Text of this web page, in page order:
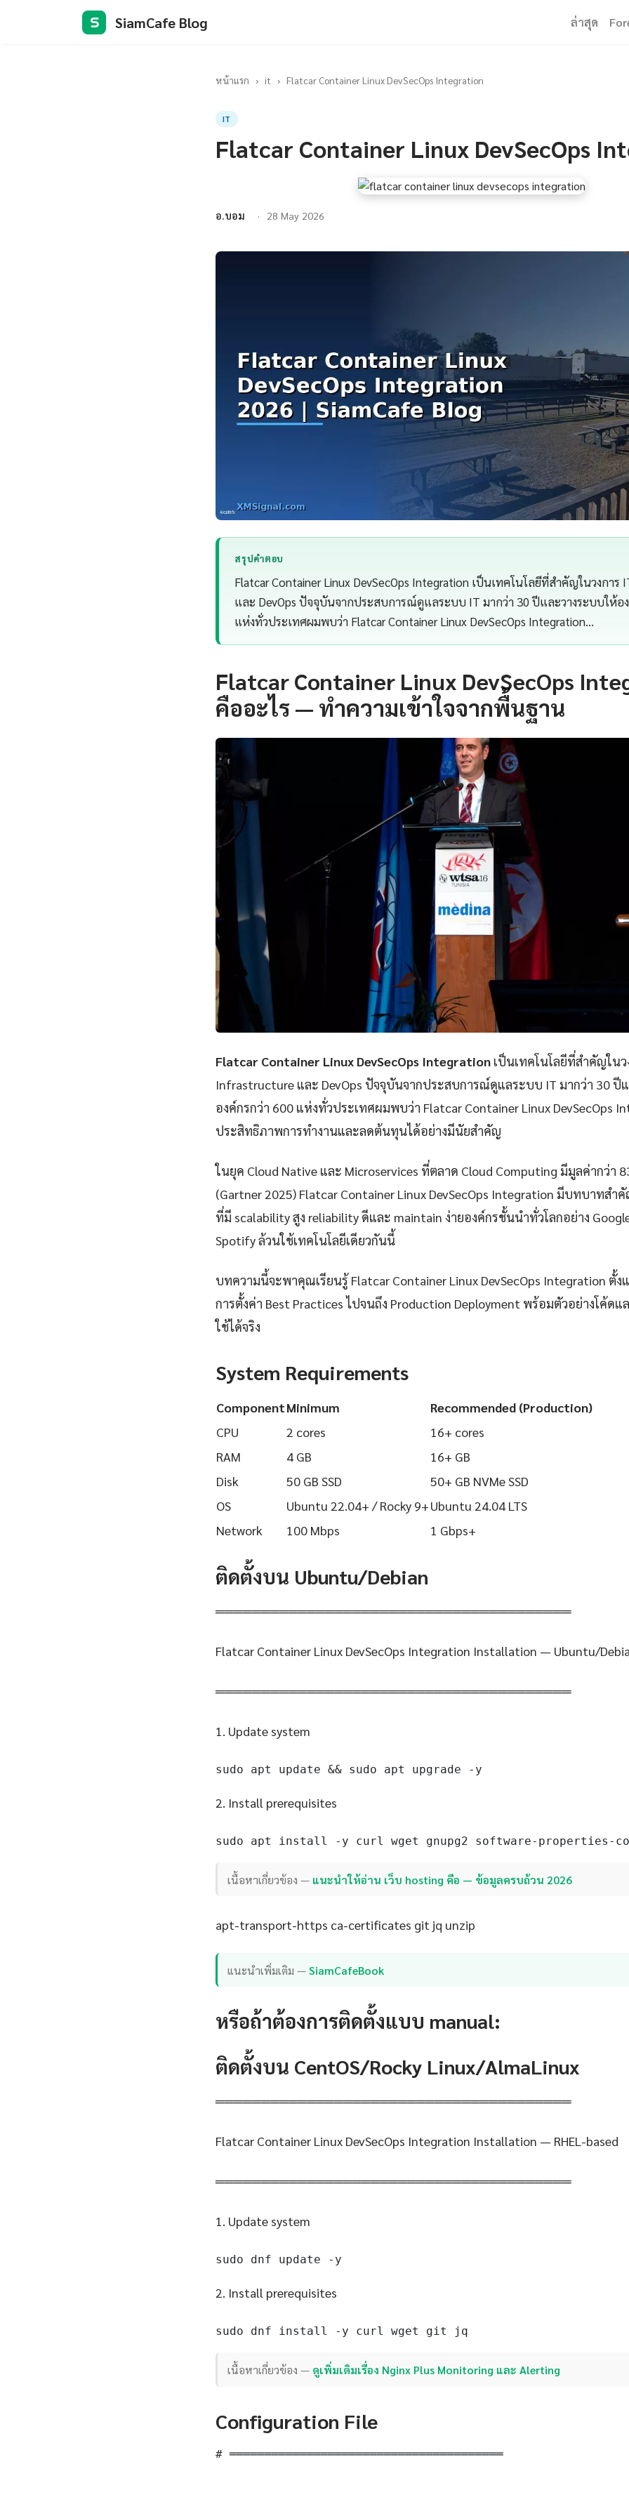
S SiamCafe Blog ล่าสุด
หน้าแรก › it › Flatcar Container Linux DevSecOps Integration
IT
Flatcar Container Linux DevSecOps
อ.บอม 28 May 2026
สรุปคำตอบ
Flatcar Container Linux DevSecOps Integration เป็นเทคโนโลยีที่สำคัญในวงการ
และ DevOps ปัจจุบันจากประสบการณ์ดูแลระบบ IT มากว่า 30 ปีและวางระบบให้อ
แห่งทั่วประเทศผมพบว่า Flatcar Container Linux DevSecOps Integration…
Flatcar Container Linux DevSecOps
คืออะไร — ทำความเข้าใจจากพื้นฐาน
Flatcar Container Linux DevSecOps Integration เป็นเทคโนโลยีที่สำคัญในว
Infrastructure และ DevOps ปัจจุบันจากประสบการณ์ดูแลระบบ IT มากว่า 30 ปี
องค์กรกว่า 600 แห่งทั่วประเทศผมพบว่า Flatcar Container Linux DevSecOps
ประสิทธิภาพการทำงานและลดต้นทุนได้อย่างมีนัยสำคัญ
ในยุค Cloud Native และ Microservices ที่ตลาด Cloud Computing มีมูลค่ากว่า
(Gartner 2025) Flatcar Container Linux DevSecOps Integration มีบทบาทสำ
ที่มี scalability สูง reliability ดีและ maintain ง่ายองค์กรชั้นนำทั่วโลกอย่าง
Spotify ล้วนใช้เทคโนโลยีเดียวกันนี้
บทความนี้จะพาคุณเรียนรู้ Flatcar Container Linux DevSecOps Integration ตั้
การตั้งค่า Best Practices ไปจนถึง Production Deployment พร้อมตัวอย่างโค้ด
ใช้ได้จริง
System Requirements
ComponentMinimum
Recommended (Production)
CPU
2 cores
16+ cores
RAM
4 GB
16+ GB
Disk
50 GB SSD
50+ GB NVMe SSD
OS
Ubuntu 22.04+ / Rocky 9+Ubuntu 24.04 LTS
Network
100 Mbps 1 Gbps+
ติดตั้งบน Ubuntu/Debian
═══════════════════════════════════════
Flatcar Container Linux DevSecOps Integration Installation — Ubuntu/
═══════════════════════════════════════
1. Update system
sudo apt update && sudo apt upgrade -y
2. Install prerequisites
sudo apt install -y curl wget gnupg2 software-properties-
เนื้อหาเกี่ยวข้อง — แนะนำให้อ่าน เว็บ hosting คือ — ข้อมูลครบถ้วน 2026
apt-transport-https ca-certificates git jq unzip
แนะนำเพิ่มเติม —SiamCafeBook
หรือถ้าต้องการติดตั้งแบบ manual:
ติดตั้งบน CentOS/Rocky Linux/AlmaLinux
═══════════════════════════════════════
Flatcar Container Linux DevSecOps Integration Installation — RHEL-based
═══════════════════════════════════════
1. Update system
sudo dnf update -y
2. Install prerequisites
sudo dnf install -y curl wget git jq
เนื้อหาเกี่ยวข้อง — ดูเพิ่มเติมเรื่อง Nginx Plus Monitoring และ Alerting
Configuration File
# ═══════════════════════════════════════